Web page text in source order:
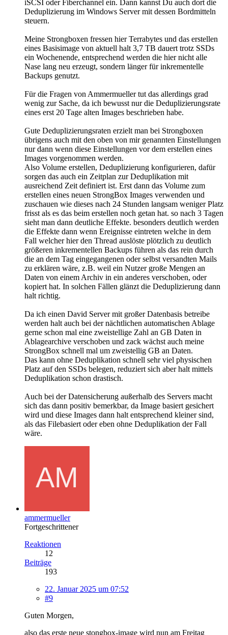
iSCSI oder Fiberchannel ein. Dann kannst Du auch dort die
Deduplizierung im Windows Server mit dessen Bordmitteln
steuern.
Meine Strongboxen fressen hier Terrabytes und das erstellen
eines Basisimage von aktuell halt 3,7 TB dauert trotz SSDs
ein Wochenende, entsprechend werden die hier nicht alle
Nase lang neu erzeugt, sondern länger für inkrementelle
Backups genutzt.
Für die Fragen von Ammermueller tut das allerdings grad
wenig zur Sache, da ich bewusst nur die Deduplizierungsrate
eines erst 20 Tage alten Images beschrieben habe.
Gute Deduplizierungsraten erzielt man bei Strongboxen
übrigens auch mit den oben von mir genannten Einstellungen
nur dann wenn diese Einstellungen vor dem erstellen eines
Images vorgenommen werden.
Also Volume erstellen, Deduplizierung konfigurieren, dafür
sorgen das auch ein Zeitplan zur Deduplikation mit
ausreichend Zeit definiert ist. Erst dann das Volume zum
erstellen eines neuen StrongBox Images verwenden und
zuschauen wie dieses nach 24 Stunden langsam weniger Platz
frisst als es das beim erstellen noch getan hat. so nach 3 Tagen
sieht man dann deutliche Effekte. besonders deutlich werden
die Effekte dann wenn Ereignisse eintreten welche in dem
Fall welcher hier den Thread auslöste plötzlich zu deutlich
größeren inkrementellen Backups führen als das rein durch
die an dem Tag eingegangenen oder selbst versandten Mails
zu erklären wäre, z.B. weil ein Nutzer große Mengen an
Daten von einem Archiv in ein anderes verschoben, oder
kopiert hat. In solchen Fällen glänzt die Deduplizierung dann
halt richtig.
Da ich einen David Server mit großer Datenbasis betreibe
werden halt auch bei der nächtlichen automatischen Ablage
gerne schon mal eine zweistellige Zahl an GB Daten in
Ablagearchive verschoben und zack wächst auch meine
StrongBox schnell mal um zweistellig GB an Daten.
Das kann ohne Deduplikation schnell sehr viel physischen
Platz auf den SSDs belegen, reduziert sich aber halt mittels
Deduplikation schon drastisch.
Auch bei der Datensicherung außerhalb des Servers macht
sich das dann positiv bemerkbar, da Image basiert gesichert
wird und diese Images dann halt entsprechend kleiner sind,
als das Filebasiert oder eben ohne Deduplikation der Fall
wäre.
ammermueller
Fortgeschrittener
Reaktionen
12
Beiträge
193
22. Januar 2025 um 07:52
#9
Guten Morgen,
also das erste neue stongbox-image wird nun am Freitag